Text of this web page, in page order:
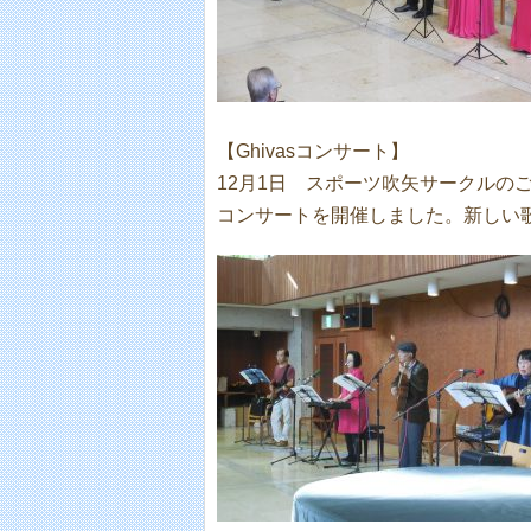
【Ghivasコンサート】
12月1日 スポーツ吹矢サークルの
コンサートを開催しました。新し